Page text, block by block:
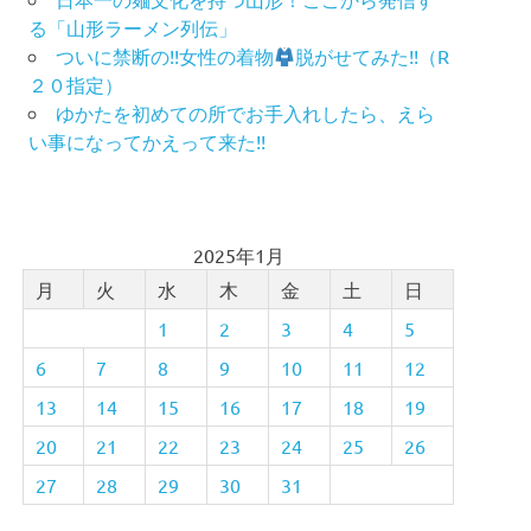
る「山形ラーメン列伝」
ついに禁断の!!女性の着物
脱がせてみた!!（R
２０指定）
ゆかたを初めての所でお手入れしたら、えら
い事になってかえって来た!!
2025年1月
月
火 水 木 金 土
日
1
2 3 4
5
6
7 8 9 10 11
12
13
14 15 16 17 18
19
20
21 22 23 24 25
26
27
28 29 30 31